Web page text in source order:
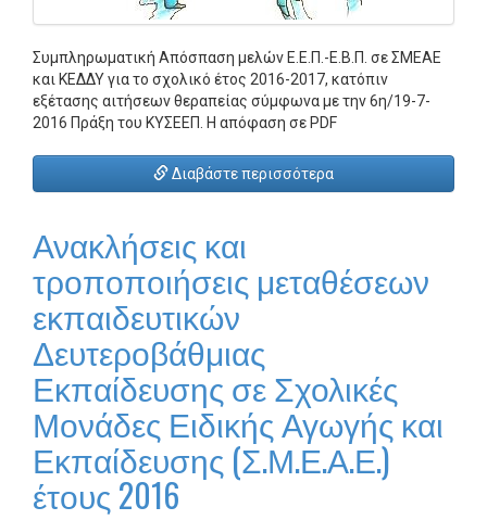
Συμπληρωματική Απόσπαση μελών Ε.Ε.Π.-Ε.Β.Π. σε ΣΜΕΑΕ
και ΚΕΔΔΥ για το σχολικό έτος 2016-2017, κατόπιν
εξέτασης αιτήσεων θεραπείας σύμφωνα με την 6η/19-7-
2016 Πράξη του ΚΥΣΕΕΠ. Η απόφαση σε PDF
Διαβάστε περισσότερα
Ανακλήσεις και
τροποποιήσεις μεταθέσεων
εκπαιδευτικών
Δευτεροβάθμιας
Εκπαίδευσης σε Σχολικές
Μονάδες Ειδικής Αγωγής και
Εκπαίδευσης (Σ.Μ.Ε.Α.Ε.)
έτους 2016